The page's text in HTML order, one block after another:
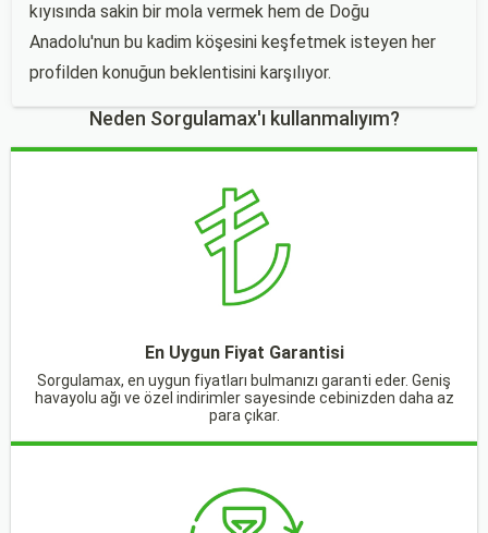
kıyısında sakin bir mola vermek hem de Doğu
Anadolu'nun bu kadim köşesini keşfetmek isteyen her
profilden konuğun beklentisini karşılıyor.
Neden Sorgulamax'ı kullanmalıyım?
En Uygun Fiyat Garantisi
Sorgulamax, en uygun fiyatları bulmanızı garanti eder. Geniş
havayolu ağı ve özel indirimler sayesinde cebinizden daha az
para çıkar.